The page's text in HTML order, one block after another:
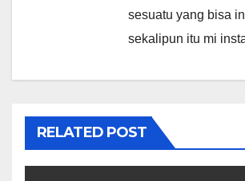
sesuatu yang bisa
sekalipun itu mi
RELATED POST